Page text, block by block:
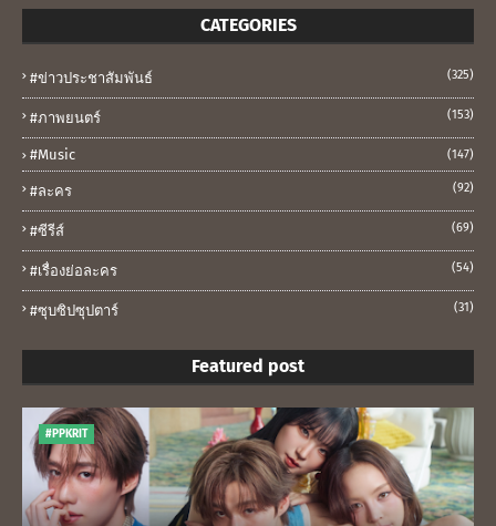
CATEGORIES
#ข่าวประชาสัมพันธ์ (325)
#ภาพยนตร์ (153)
#music (147)
#ละคร (92)
#ซีรีส์ (69)
#เรื่องย่อละคร (54)
#ซุบซิปซุปตาร์ (31)
Featured post
#PPKRIT